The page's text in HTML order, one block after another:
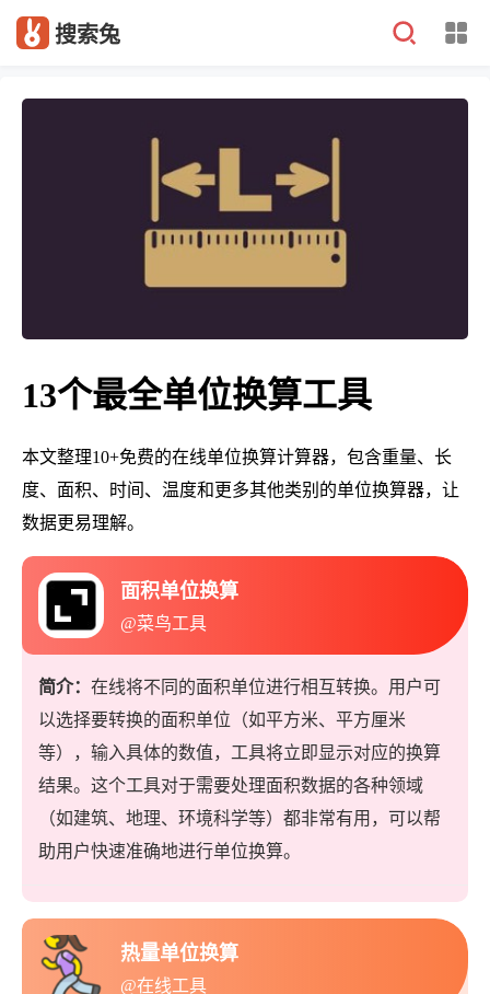
搜索兔
13个最全单位换算工具
本文整理10+免费的在线单位换算计算器，包含重量、长
度、面积、时间、温度和更多其他类别的单位换算器，让
数据更易理解。
面积单位换算
@菜鸟工具
简介： 在线将不同的面积单位进行相互转换。用户可
以选择要转换的面积单位（如平方米、平方厘米
等），输入具体的数值，工具将立即显示对应的换算
结果。这个工具对于需要处理面积数据的各种领域
（如建筑、地理、环境科学等）都非常有用，可以帮
助用户快速准确地进行单位换算。
热量单位换算
@在线工具